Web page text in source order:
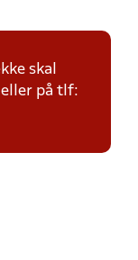
skal
eller på tlf: